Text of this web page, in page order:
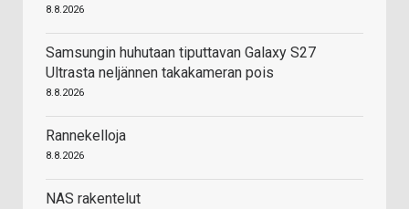
8.8.2026
Samsungin huhutaan tiputtavan Galaxy S27
Ultrasta neljännen takakameran pois
8.8.2026
Rannekelloja
8.8.2026
NAS rakentelut